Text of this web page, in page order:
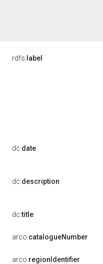
rdfs: label
dc:date
dc:description
dc:title
arco:catalogueNumber
arco:regionIdentifier